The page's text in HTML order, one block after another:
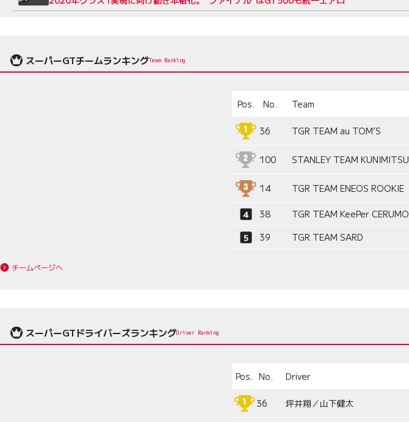
スーパーGTチームランキングTeam Ranking
Pos. No. Team
36 TGR TEAM au TOM’S
100 STANLEY TEAM KUNIMITSU
14 TGR TEAM ENEOS ROOKIE
38 TGR TEAM KeePer CERUMO
39
TGR TEAM SARD
チームページへ
スーパーGTドライバーズランキングDriver Ranking
Pos. No. Driver
36 坪井翔／山下健太